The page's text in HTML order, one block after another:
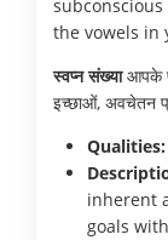
the vowels in
स्वप्न संख्याआपके
इच्छाओं, अवचेतन
Qualities:
inherent
goals